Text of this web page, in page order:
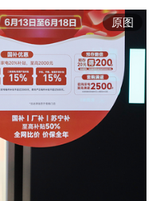
原图